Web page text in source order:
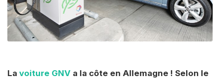
La voiture GNV a la côte en Allemagne ! Selon le